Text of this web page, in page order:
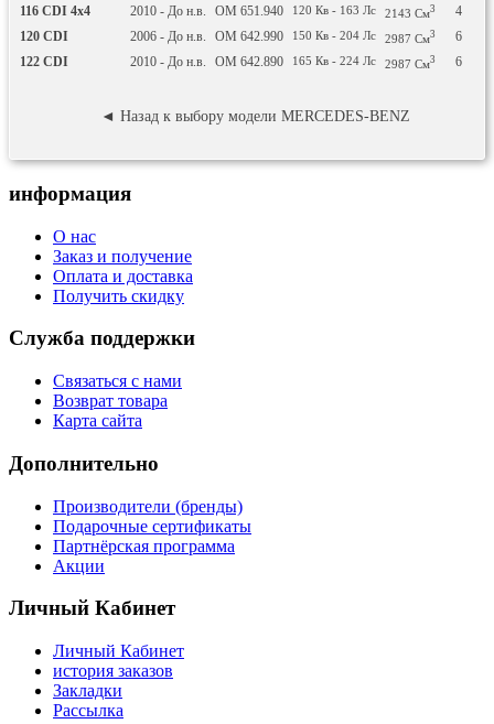
116 CDI 4x4
2010 - До н.в. OM 651.940 120 Кв - 163 Лс 2143 См3 4
120 CDI
2006 - До н.в. OM 642.990 150 Кв - 204 Лс 2987 См3 6
122 CDI
2010 - До н.в. OM 642.890 165 Кв - 224 Лс 2987 См3 6
◄ Назад к выбору модели MERCEDES-BENZ
информация
О нас
Заказ и получение
Оплата и доставка
Получить скидку
Служба поддержки
Связаться с нами
Возврат товара
Карта сайта
Дополнительно
Производители (бренды)
Подарочные сертификаты
Партнёрская программа
Акции
Личный Кабинет
Личный Кабинет
история заказов
Закладки
Рассылка